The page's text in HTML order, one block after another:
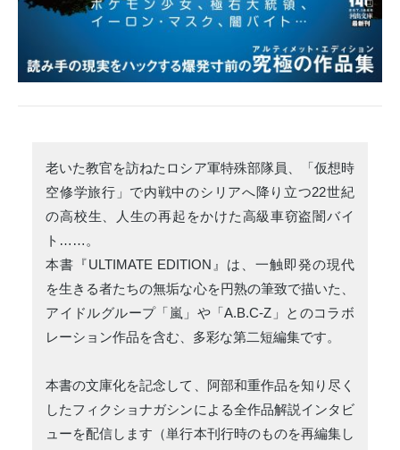
老いた教官を訪ねたロシア軍特殊部隊員、「仮想時
空修学旅行」で内戦中のシリアへ降り立つ22世紀
の高校生、人生の再起をかけた高級車窃盗闇バイ
ト……。
本書『ULTIMATE EDITION』は、一触即発の現代
を生きる者たちの無垢な心を円熟の筆致で描いた、
アイドルグループ「嵐」や「A.B.C-Z」とのコラボ
レーション作品を含む、多彩な第二短編集です。
本書の文庫化を記念して、阿部和重作品を知り尽く
したフィクショナガシンによる全作品解説インタビ
ューを配信します（単行本刊行時のものを再編集し